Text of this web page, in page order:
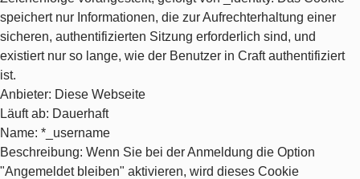
speichert nur Informationen, die zur Aufrechterhaltung einer
sicheren, authentifizierten Sitzung erforderlich sind, und
existiert nur so lange, wie der Benutzer in Craft authentifiziert
ist.
Anbieter: Diese Webseite
Läuft ab: Dauerhaft
Name: *_username
Beschreibung: Wenn Sie bei der Anmeldung die Option
"Angemeldet bleiben" aktivieren, wird dieses Cookie